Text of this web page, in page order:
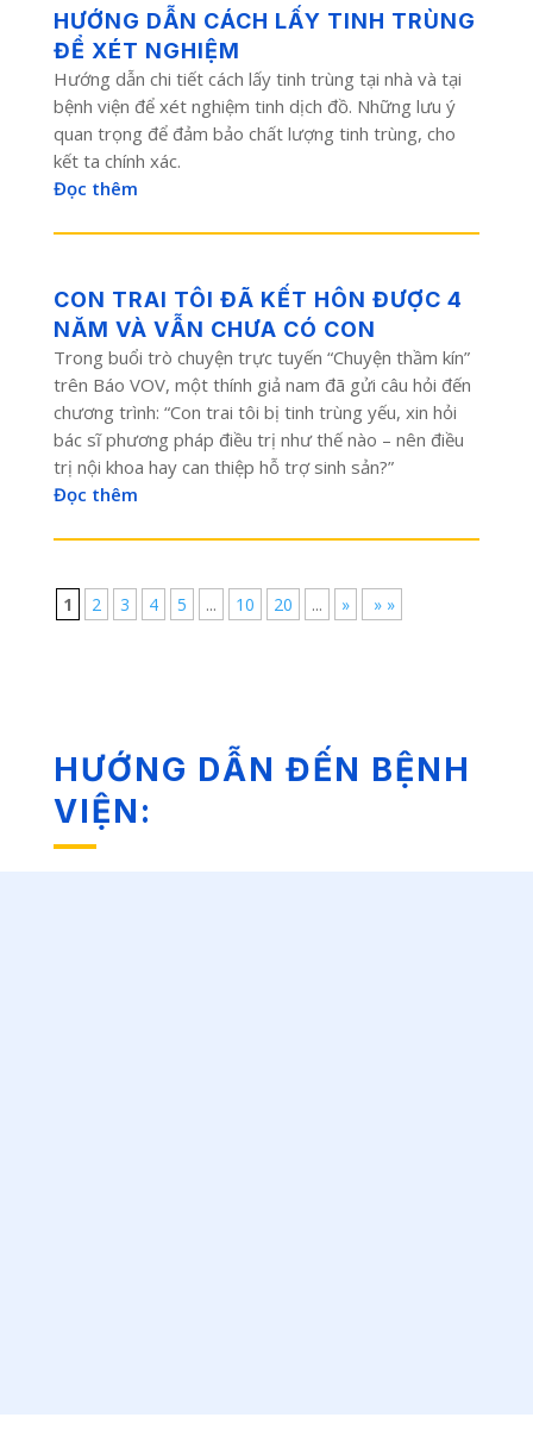
HƯỚNG DẪN CÁCH LẤY TINH TRÙNG
ĐỂ XÉT NGHIỆM
Hướng dẫn chi tiết cách lấy tinh trùng tại nhà và tại
bệnh viện để xét nghiệm tinh dịch đồ. Những lưu ý
quan trọng để đảm bảo chất lượng tinh trùng, cho
kết ta chính xác.
Đọc thêm
CON TRAI TÔI ĐÃ KẾT HÔN ĐƯỢC 4
NĂM VÀ VẪN CHƯA CÓ CON
Trong buổi trò chuyện trực tuyến “Chuyện thầm kín”
trên Báo VOV, một thính giả nam đã gửi câu hỏi đến
chương trình: “Con trai tôi bị tinh trùng yếu, xin hỏi
bác sĩ phương pháp điều trị như thế nào – nên điều
trị nội khoa hay can thiệp hỗ trợ sinh sản?”
Đọc thêm
1 2 3 4 5 ... 10 20 ... » » »
HƯỚNG DẪN ĐẾN BỆNH
VIỆN: